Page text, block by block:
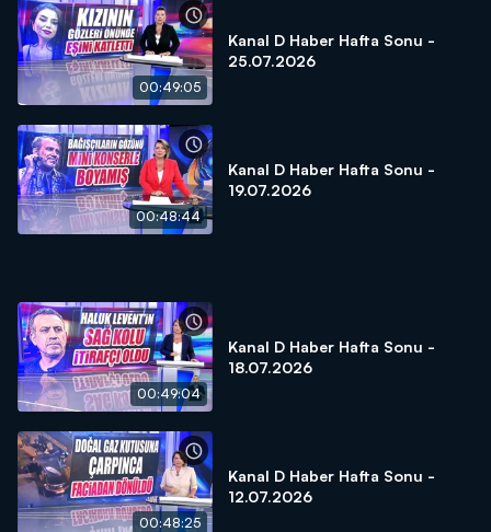
00:49:05
Kanal D Haber Hafta Sonu -
25.07.2026
00:48:44
Kanal D Haber Hafta Sonu -
19.07.2026
00:49:04
Kanal D Haber Hafta Sonu -
18.07.2026
00:48:25
Kanal D Haber Hafta Sonu -
12.07.2026